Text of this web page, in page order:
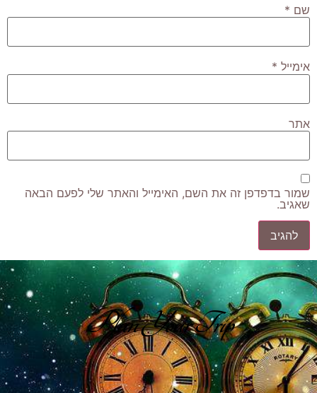
שם *
אימייל *
אתר
שמור בדפדפן זה את השם, האימייל והאתר שלי לפעם הבאה
שאגיב.
Plan Your Trip